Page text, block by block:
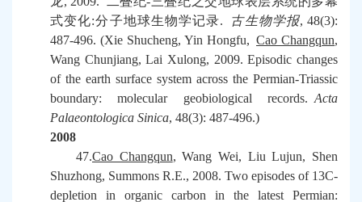
式变化:分子地球生物学记录. 古生物学报, 48(3):
487-496. (Xie Shucheng, Yin Hongfu, Cao Changqun,
Wang Chunjiang, Lai Xulong, 2009. Episodic changes
of the earth surface system across the Permian-Triassic
boundary: molecular geobiological records. Acta
Palaeontologica Sinica, 48(3): 487-496.)
2008
47.Cao Changqun, Wang Wei, Liu Lujun, Shen
Shuzhong, Summons R.E., 2008. Two episodes of 13C-
depletion in organic carbon in the latest Permian: